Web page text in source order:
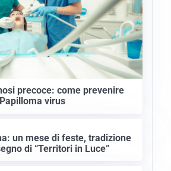
precoce: come prevenire
virus
un mese di feste, tradizione
di “Territori in Luce”